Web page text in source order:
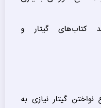
کتاب‌های گیتار و
گیتار نیازی به